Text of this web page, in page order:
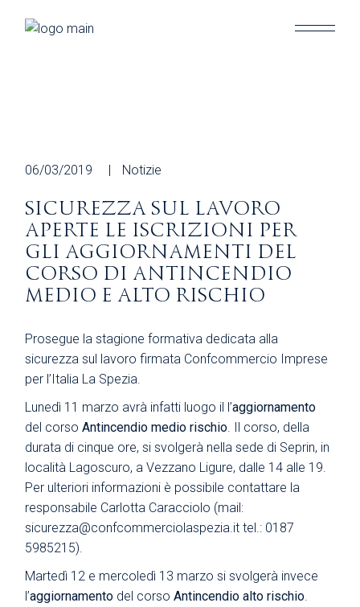
06/03/2019 Notizie
SICUREZZA SUL LAVORO
APERTE LE ISCRIZIONI PER
GLI AGGIORNAMENTI DEL
CORSO DI ANTINCENDIO
MEDIO E ALTO RISCHIO
Prosegue la stagione formativa dedicata alla
sicurezza sul lavoro firmata Confcommercio Imprese
per l’Italia La Spezia.
Lunedì 11 marzo avrà infatti luogo il l’aggiornamento
del corso Antincendio medio rischio . Il corso, della
durata di cinque ore, si svolgerà nella sede di Seprin, in
località Lagoscuro, a Vezzano Ligure, dalle 14 alle 19.
Per ulteriori informazioni è possibile contattare la
responsabile Carlotta Caracciolo (mail:
sicurezza@confcommerciolaspezia.it tel.: 0187
5985215).
Martedì 12 e mercoledì 13 marzo si svolgerà invece
l’aggiornamento del corsoAntincendio alto rischio